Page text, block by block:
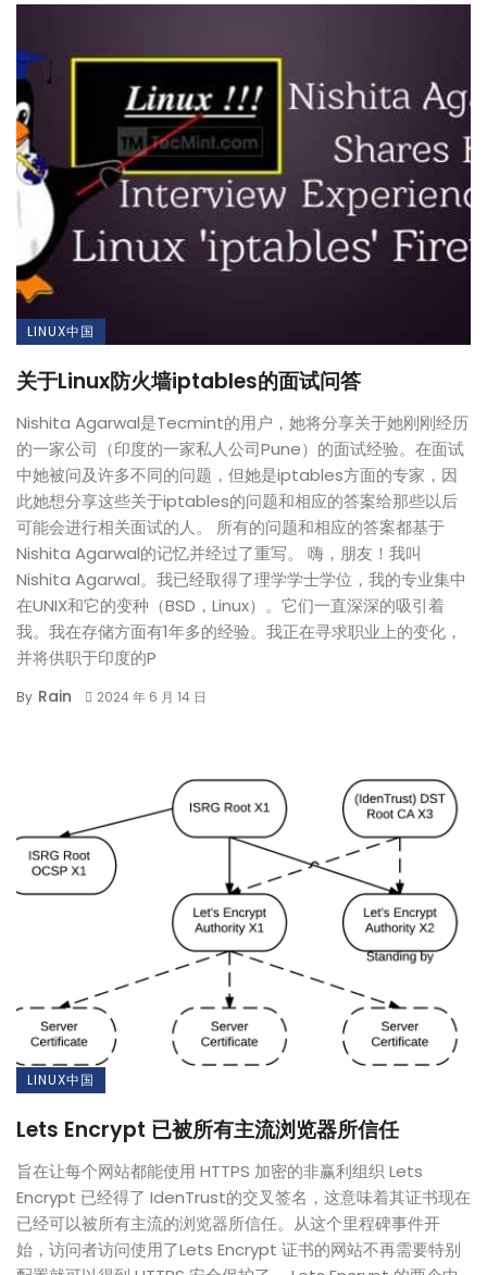
LINUX中国
关于Linux防火墙iptables的面试问答
Nishita Agarwal是Tecmint的用户，她将分享关于她刚刚经历
的一家公司（印度的一家私人公司Pune）的面试经验。在面试
中她被问及许多不同的问题，但她是iptables方面的专家，因
此她想分享这些关于iptables的问题和相应的答案给那些以后
可能会进行相关面试的人。 所有的问题和相应的答案都基于
Nishita Agarwal的记忆并经过了重写。 嗨，朋友！我叫
Nishita Agarwal。我已经取得了理学学士学位，我的专业集中
在UNIX和它的变种（BSD，Linux）。它们一直深深的吸引着
我。我在存储方面有1年多的经验。我正在寻求职业上的变化，
并将供职于印度的P
By Rain 2024 年 6 月 14 日
LINUX中国
Lets Encrypt 已被所有主流浏览器所信任
旨在让每个网站都能使用 HTTPS 加密的非赢利组织 Lets
Encrypt 已经得了 IdenTrust的交叉签名，这意味着其证书现在
已经可以被所有主流的浏览器所信任。从这个里程碑事件开
始，访问者访问使用了Lets Encrypt 证书的网站不再需要特别